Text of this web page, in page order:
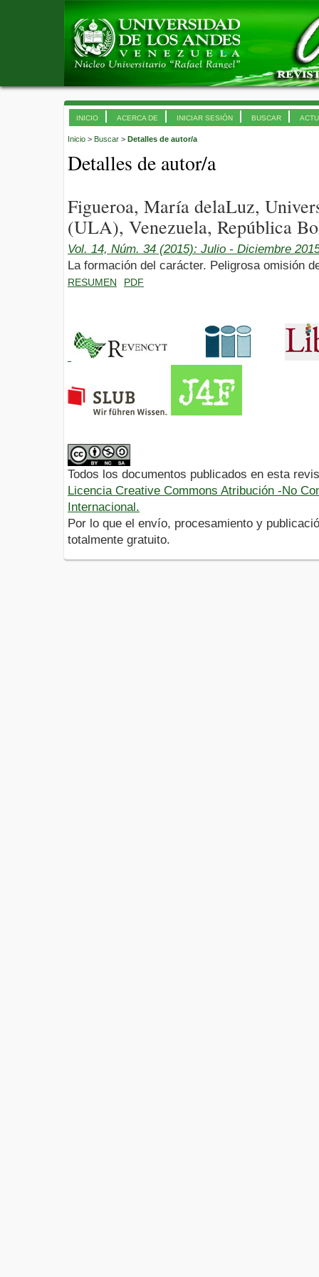
INICIO ACERCA DE INICIAR SESIÓN BUSCAR
Inicio > Buscar > Detalles de autor/a
Detalles de autor/a
Figueroa, María delaLuz,
(ULA), Venezuela, República
Vol. 14, Núm. 34 (2015): Julio - Diciembre
La formación del carácter. Peligrosa omisión
RESUMEN PDF
Todos los documentos publicados en esta
Licencia Creative Commons Atribución -No
Internacional.
Por lo que el envío, procesamiento y
totalmente gratuito.